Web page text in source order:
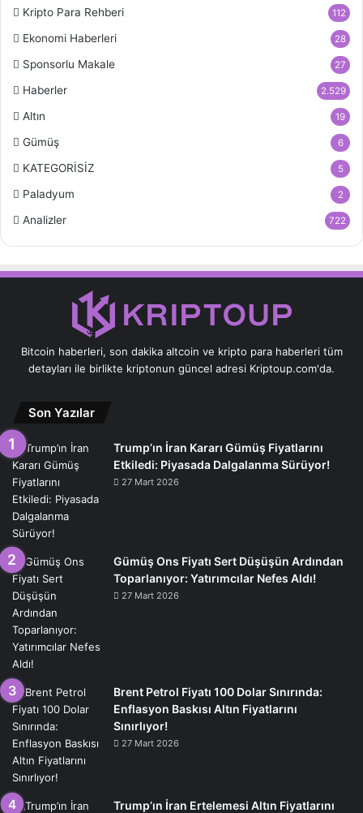
Kripto Para Rehberi 112
Ekonomi Haberleri 28
Sponsorlu Makale 27
Haberler 2.529
Altın 19
Gümüş 6
KATEGORİSİZ 5
Paladyum 2
Analizler 722
Bitcoin haberleri, son dakika altcoin ve kripto para haberleri tüm
detayları ile birlikte kriptonun güncel adresi Kriptoup.com'da.
Son Yazılar
Trump’ın İran Kararı Gümüş Fiyatlarını
Etkiledi: Piyasada Dalgalanma Sürüyor!
27 Mart 2026
Gümüş Ons Fiyatı Sert Düşüşün Ardından
Toparlanıyor: Yatırımcılar Nefes Aldı!
27 Mart 2026
Brent Petrol Fiyatı 100 Dolar Sınırında:
Enflasyon Baskısı Altın Fiyatlarını
Sınırlıyor!
27 Mart 2026
Trump’ın İran Ertelemesi Altın Fiyatlarını